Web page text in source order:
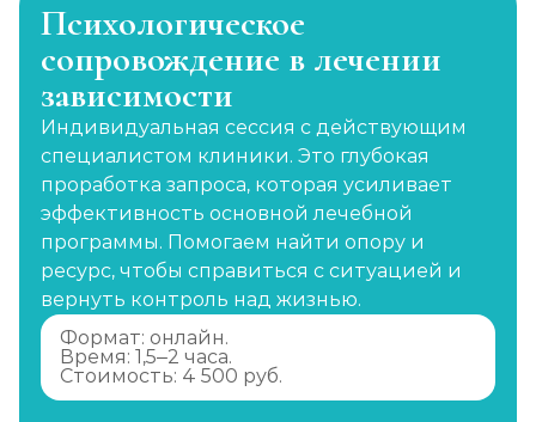
Психологическое
сопровождение в лечении
зависимости
Индивидуальная сессия с действующим
специалистом клиники. Это глубокая
проработка запроса, которая усиливает
эффективность основной лечебной
программы. Помогаем найти опору и
ресурс, чтобы справиться с ситуацией и
вернуть контроль над жизнью.
Формат: онлайн.
Время: 1,5–2 часа.
Стоимость: 4 500 руб.